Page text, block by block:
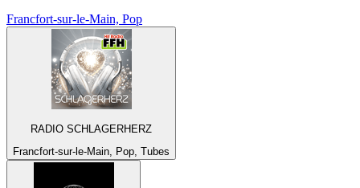
Francfort-sur-le-Main, Pop
RADIO SCHLAGERHERZ
Francfort-sur-le-Main, Pop, Tubes